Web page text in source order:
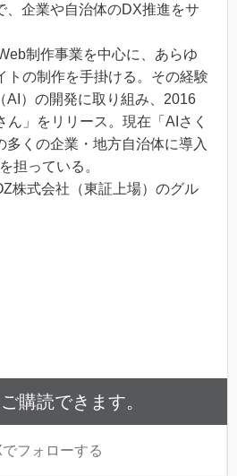
、企業や自治体のDX推進をサ
制作事業を中心に、あらゆ
トの制作を手掛ける。その経験
AI）の開発に取り組み、2016
ん」をリリース。現在「AIさく
多くの企業・地方自治体に導入
担っている。
株式会社（東証上場）のグル
購読できます。
でフォローする